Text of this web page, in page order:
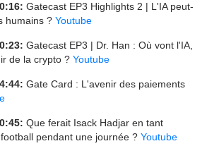
Gatecast EP3 Highlights 2 | L'IA peut-
humains ? Youtube
Gatecast EP3 | Dr. Han : Où vont l'IA,
de la crypto ? Youtube
Gate Card : L'avenir des paiements
Que ferait Isack Hadjar en tant
pendant une journée ? Youtube